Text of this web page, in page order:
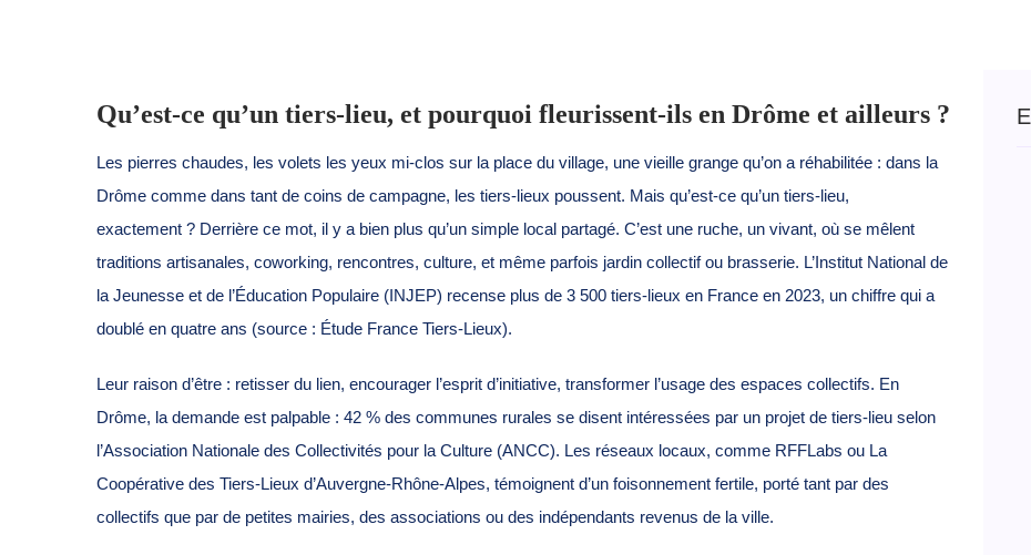
Qu’est-ce qu’un tiers-lieu, et pourquoi fleurissent-ils en Drôme et ailleurs ?
Les pierres chaudes, les volets les yeux mi-clos sur la place du village, une vieille grange qu’on a réhabilitée : dans la
Drôme comme dans tant de coins de campagne, les tiers-lieux poussent. Mais qu’est-ce qu’un tiers-lieu,
exactement ? Derrière ce mot, il y a bien plus qu’un simple local partagé. C’est une ruche, un vivant, où se mêlent
traditions artisanales, coworking, rencontres, culture, et même parfois jardin collectif ou brasserie. L’Institut National de
la Jeunesse et de l’Éducation Populaire (INJEP) recense plus de 3 500 tiers-lieux en France en 2023, un chiffre qui a
doublé en quatre ans (source : Étude France Tiers-Lieux).
Leur raison d’être : retisser du lien, encourager l’esprit d’initiative, transformer l’usage des espaces collectifs. En
Drôme, la demande est palpable : 42 % des communes rurales se disent intéressées par un projet de tiers-lieu selon
l’Association Nationale des Collectivités pour la Culture (ANCC). Les réseaux locaux, comme RFFLabs ou La
Coopérative des Tiers-Lieux d’Auvergne-Rhône-Alpes, témoignent d’un foisonnement fertile, porté tant par des
collectifs que par de petites mairies, des associations ou des indépendants revenus de la ville.